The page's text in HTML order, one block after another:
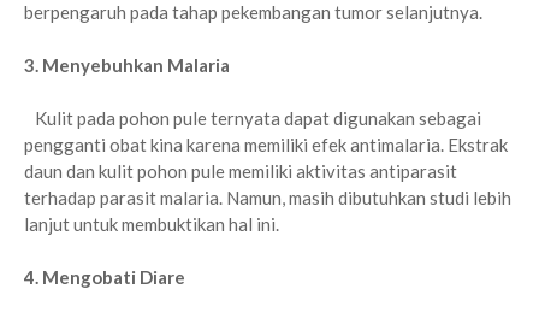
berpengaruh pada tahap pekembangan tumor selanjutnya.
3. Menyebuhkan Malaria
Kulit pada pohon pule ternyata dapat digunakan sebagai
pengganti obat kina karena memiliki efek antimalaria. Ekstrak
daun dan kulit pohon pule memiliki aktivitas antiparasit
terhadap parasit malaria. Namun, masih dibutuhkan studi lebih
lanjut untuk membuktikan hal ini.
4. Mengobati Diare